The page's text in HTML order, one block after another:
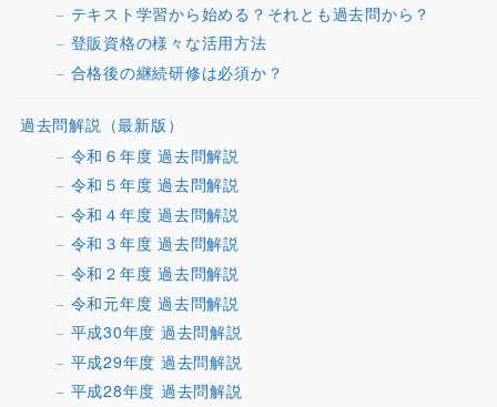
テキスト学習から始める？それとも過去問から？
登販資格の様々な活用方法
合格後の継続研修は必須か？
過去問解説（最新版）
令和６年度 過去問解説
令和５年度 過去問解説
令和４年度 過去問解説
令和３年度 過去問解説
令和２年度 過去問解説
令和元年度 過去問解説
平成30年度 過去問解説
平成29年度 過去問解説
平成28年度 過去問解説